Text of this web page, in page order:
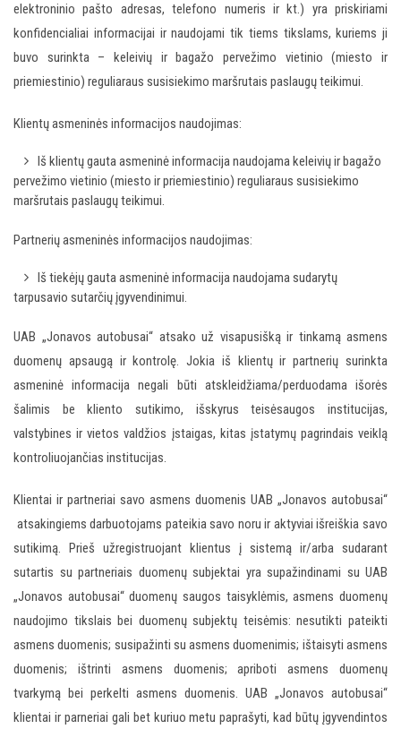
elektroninio pašto adresas, telefono numeris ir kt.) yra priskiriami
konfidencialiai informacijai ir naudojami tik tiems tikslams, kuriems ji
buvo surinkta – keleivių ir bagažo pervežimo vietinio (miesto ir
priemiestinio) reguliaraus susisiekimo maršrutais paslaugų teikimui.
Klientų asmeninės informacijos naudojimas:
Iš klientų gauta asmeninė informacija naudojama keleivių ir bagažo
pervežimo vietinio (miesto ir priemiestinio) reguliaraus susisiekimo
maršrutais paslaugų teikimui.
Partnerių asmeninės informacijos naudojimas:
Iš tiekėjų gauta asmeninė informacija naudojama sudarytų
tarpusavio sutarčių įgyvendinimui.
UAB „Jonavos autobusai“ atsako už visapusišką ir tinkamą asmens
duomenų apsaugą ir kontrolę. Jokia iš klientų ir partnerių surinkta
asmeninė informacija negali būti atskleidžiama/perduodama išorės
šalimis be kliento sutikimo, išskyrus teisėsaugos institucijas,
valstybines ir vietos valdžios įstaigas, kitas įstatymų pagrindais veiklą
kontroliuojančias institucijas.
Klientai ir partneriai savo asmens duomenis UAB „Jonavos autobusai“
atsakingiems darbuotojams pateikia savo noru ir aktyviai išreiškia savo
sutikimą. Prieš užregistruojant klientus į sistemą ir/arba sudarant
sutartis su partneriais duomenų subjektai yra supažindinami su UAB
„Jonavos autobusai“ duomenų saugos taisyklėmis, asmens duomenų
naudojimo tikslais bei duomenų subjektų teisėmis: nesutikti pateikti
asmens duomenis; susipažinti su asmens duomenimis; ištaisyti asmens
duomenis; ištrinti asmens duomenis; apriboti asmens duomenų
tvarkymą bei perkelti asmens duomenis. UAB „Jonavos autobusai“
klientai ir parneriai gali bet kuriuo metu paprašyti, kad būtų įgyvendintos